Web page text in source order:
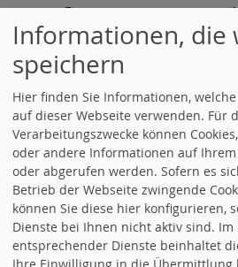
genießen, Tanzen -
Ferien ausklingen
Veranstalter ist der
Pliezhausen-
NÄCHSTE TERMINE
Alle Termine öffnen.
Informationen, die
speichern
Hier finden Sie Informationen,
auf dieser Webseite verwenden. Für
Verarbeitungszwecke können
oder andere Informationen auf
oder abgerufen werden. Sofern es
Betrieb der Webseite zwingende
können Sie diese hier konfigurieren,
Dienste bei Ihnen nicht aktiv sind.
entsprechender Dienste beinhaltet